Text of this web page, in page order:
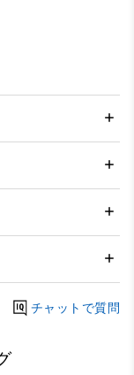
チャットで質問